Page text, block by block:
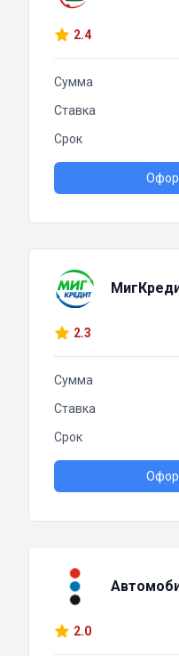
2.4
Сумма
Ставка
Срок
2.3
Сумма
Ставка
Срок
2.0